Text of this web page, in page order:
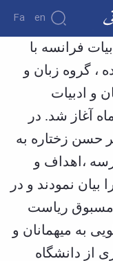
Fa En
و ادبیات
فرانسه با
، گروه زبان و
و ادبیات
آغاز شد. در
حسن زختاره به
،اهداف و
نمودند و در
مسبوق ریاست
به میهمانان و
از دانشگاه